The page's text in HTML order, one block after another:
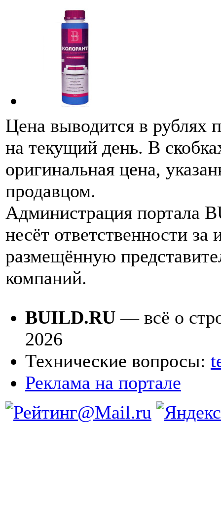
Цена выводится в рублях
на текущий день. В
оригинальная цена,
продавцом.
Администрация портала
несёт ответственности
размещённую
компаний.
BUILD.RU — всё о
2026
Технические вопросы:
Реклама на портале